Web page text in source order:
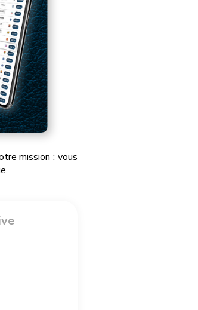
mission : vous